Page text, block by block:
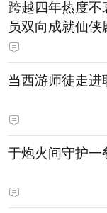
跨越四年热度
员双向成就仙侠
当西游师徒走进
于炮火间守护一